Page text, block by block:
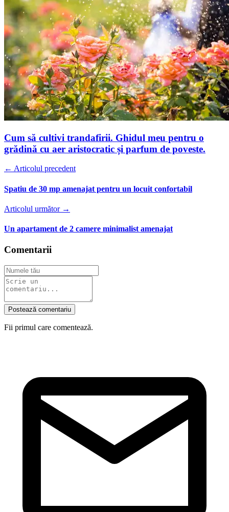
Cum să cultivi trandafirii. Ghidul meu pentru o
grădină cu aer aristocratic și parfum de poveste.
← Articolul precedent
Spatiu de 30 mp amenajat pentru un locuit confortabil
Articolul următor →
Un apartament de 2 camere minimalist amenajat
Comentarii
Postează comentariu
Fii primul care comentează.